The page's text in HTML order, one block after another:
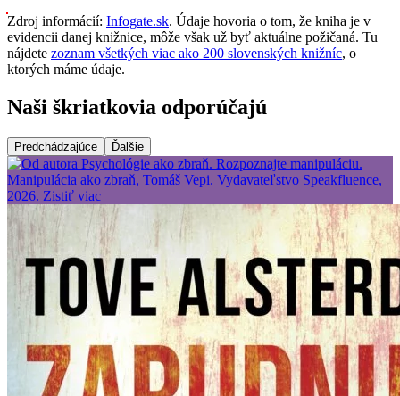
Zdroj informácií: Infogate.sk. Údaje hovoria o tom, že kniha je v
evidencii danej knižnice, môže však už byť aktuálne požičaná. Tu
nájdete zoznam všetkých viac ako 200 slovenských knižníc, o
ktorých máme údaje.
Naši škriatkovia odporúčajú
Predchádzajúce Ďalšie